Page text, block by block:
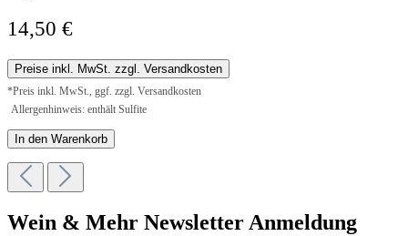
14,50 €
Preise inkl. MwSt. zzgl. Versandkosten
*Preis inkl. MwSt., ggf. zzgl. Versandkosten
Allergenhinweis: enthält Sulfite
In den Warenkorb
Wein & Mehr Newsletter Anmeldung